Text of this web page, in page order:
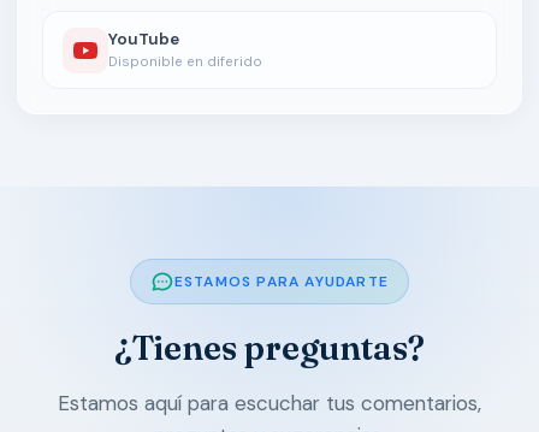
YouTube
Disponible en diferido
ESTAMOS PARA AYUDARTE
¿Tienes preguntas?
Estamos aquí para escuchar tus comentarios,